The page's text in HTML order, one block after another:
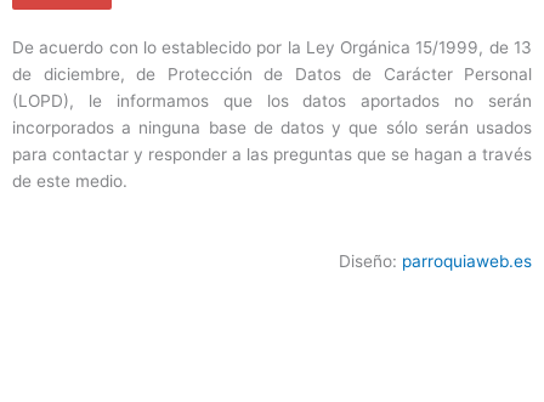
De acuerdo con lo establecido por la Ley Orgánica 15/1999, de 13
de diciembre, de Protección de Datos de Carácter Personal
(LOPD), le informamos que los datos aportados no serán
incorporados a ninguna base de datos y que sólo serán usados
para contactar y responder a las preguntas que se hagan a través
de este medio.
Diseño: parroquiaweb.es